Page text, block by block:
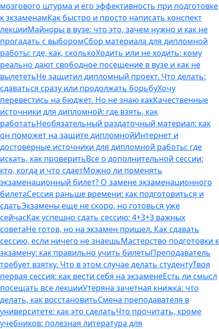
мозгового штурма и его эффективность при подготовке
к экзаменамКак быстро и просто написать конспект
лекцииМайноры в вузе: что это, зачем нужно и как не
прогадать с выборомСбор материала для дипломной
работы: где, как, сколькоХодить или не ходить: кому
реально дают свободное посещение в вузе и как не
вылететьНе защитил дипломный проект. Что делать:
сдаваться сразу или продолжать борьбуХочу
перевестись на бюджет. Но не знаю какКачественные
источники для дипломной: где взять, как
работатьНеобязательный раздаточный материал: как
он поможет на защите дипломнойИнтернет и
достоверные источники для дипломной работы: где
искать, как проверитьВсе о дополнительной сессии:
кто, когда и что сдаетМожно ли поменять
экзаменационный билет? О замене экзаменационного
билетаСессия раньше времени: как подготовиться и
сдатьЭкзамены еще не скоро, но готовься уже
сейчасКак успешно сдать сессию: 4+3+3 важных
советаНе готов, но на экзамен пришел. Как сдавать
сессию, если ничего не знаешьМастерство подготовки к
экзамену: как правильно учить билетыПреподаватель
требует взятку. Что в этом случае делать студентуТвоя
первая сессия: как вести себя на экзаменеЕсть ли смысл
посещать все лекцииУтеряна зачетная книжка: что
делать, как восстановитьСмена преподавателя в
университете: как это сделатьЧто прочитать, кроме
учебников: полезная литература для